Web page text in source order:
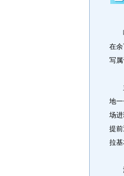
唯
在
写属
主
地
场
提
拉
没